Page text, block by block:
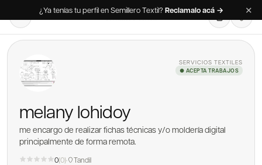
¿Ya tenías tu perfil en Semillero Textil? Reclamalo acá → ✕
SERVICIOS TEXTILES
● ACEPTA TRABAJOS
melany lohidoy
me encargo de realizar fichas técnicas y/o moldería digital
principalmente de forma remota.
0(0)· Tandil